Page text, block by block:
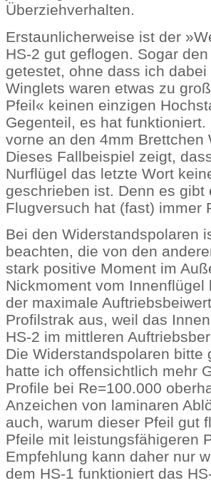
Überziehverhalten.
Erstaunlicherweise ist der
HS-2 gut geflogen. Sogar
getestet, ohne dass ich
Winglets waren etwas zu
Pfeil« keinen einzigen
Gegenteil, es hat
vorne an den 4mm
Dieses Fallbeispiel zeigt,
Nurflügel das letzte Wort
geschrieben ist. Denn es
Flugversuch hat (fast) immer
Bei den Widerstandspolaren
beachten, die von den
stark positive Moment im
Nickmoment vom
der maximale
Profilstrak aus, weil das
HS-2 im mittleren
Die Widerstandspolaren bitte
hatte ich offensichtlich mehr
Profile bei Re=100.000
Anzeichen von laminaren
auch, warum dieser Pfeil gut
Pfeile mit leistungsfähigeren
Empfehlung kann daher nur
dem HS-1 funktioniert das